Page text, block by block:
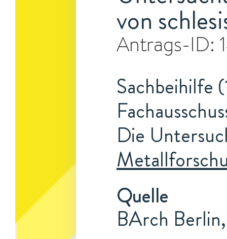
von
Antrags-ID:
Sachbeihilfe
Die
Quelle
BArch